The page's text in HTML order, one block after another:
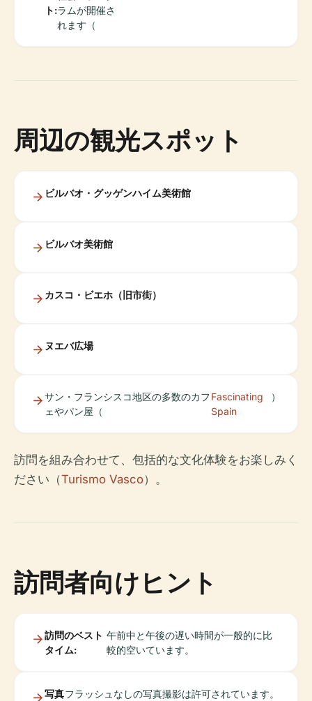
ト:ラムが開催さ
れます（
周辺の観光スポット
ビルバオ・グッゲンハイム美術館
ビルバオ美術館
カスコ・ビエホ（旧市街）
ヌエバ広場
サン・フランシスコ地区の多数のカフ
ェやパン屋（
Fascinating
Spain
）
訪問を組み合わせて、包括的な文化体験をお楽しみく
ださい（Turismo Vasco）。
訪問者向けヒント
訪問のベスト
タイム:
午前中と午後の遅い時間が一般的に比
較的空いています。
写真フラッシュなしの写真撮影は許可されています。